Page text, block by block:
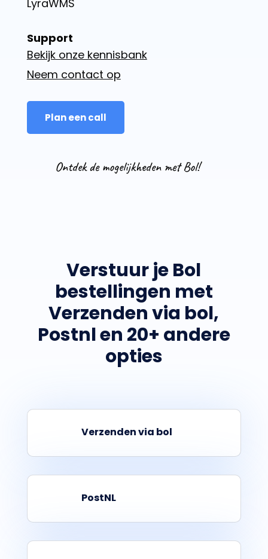
LyraWMS
Support
Bekijk onze kennisbank
Neem contact op
Plan een call
Ontdek de mogelijkheden met Bol!
Verstuur je Bol
bestellingen met
Verzenden via bol,
Postnl en 20+ andere
opties
Verzenden via bol
PostNL